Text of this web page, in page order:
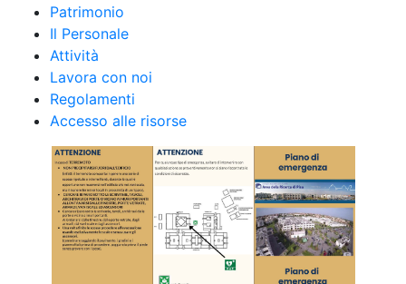
Patrimonio
Il Personale
Attività
Lavora con noi
Regolamenti
Accesso alle risorse